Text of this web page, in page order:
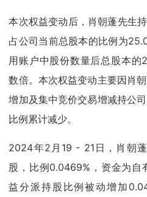
本次权益变动后，肖朝蓬先生
占公司当前总股本的比例为
用账户中股份数量后总股本
数倍。本次权益变动主要因肖
增加及集中竞价交易增减持公
比例累计减少。
2024年2月19 - 21日，肖朝
股，比例0.0469%，资金为
益分派持股比例被动增加